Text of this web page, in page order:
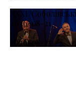
XXXI.
2026-08-21
-
2026-08-23